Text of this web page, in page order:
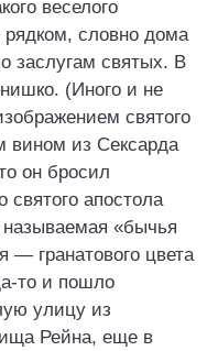
веселого
рядком, словно дома
заслугам святых. В
(Иного и не
святого
вином из Сексарда
он бросил
святого апостола
называемая «бычья
― гранатового цвета
то и пошло
улицу из
Рейна, еще в